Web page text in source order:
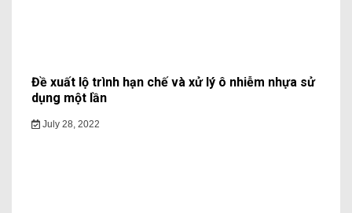
Đề xuất lộ trình hạn chế và xử lý ô nhiễm nhựa sử
dụng một lần
July 28, 2022